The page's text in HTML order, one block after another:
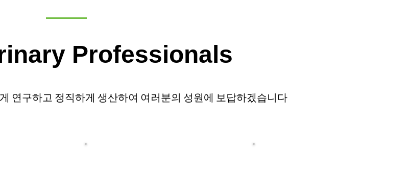
Professionals
연구하고 정직하게 생산하여 여러분의 성원에 보답하겠습니다